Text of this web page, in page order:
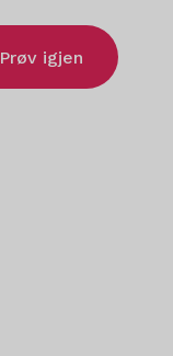
Prøv igjen